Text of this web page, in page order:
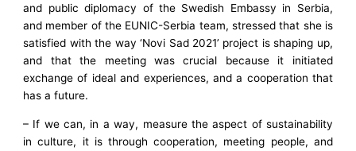
and public diplomacy of the Swedish Embassy in Serbia,
and member of the EUNIC-Serbia team, stressed that she is
satisfied with the way ‘Novi Sad 2021’ project is shaping up,
and that the meeting was crucial because it initiated
exchange of ideal and experiences, and a cooperation that
has a future.
– If we can, in a way, measure the aspect of sustainability
in culture, it is through cooperation, meeting people, and